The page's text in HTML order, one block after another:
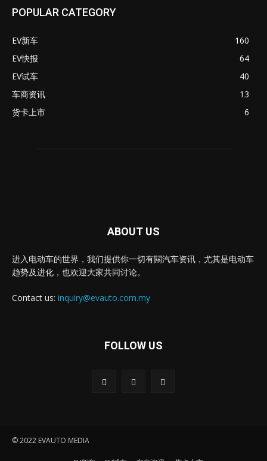
POPULAR CATEGORY
EV新车
160
EV快报
64
EV试车
40
车商资讯
13
货卡上市
6
ABOUT US
进入电动车的世界，我们提供你一切有闗汽车资讯，尤其是电动车
趋势及进化，也欢迎大家共同讨论。
Contact us: inquiry@evauto.com.my
FOLLOW US
© 2022 EVAUTO MEDIA